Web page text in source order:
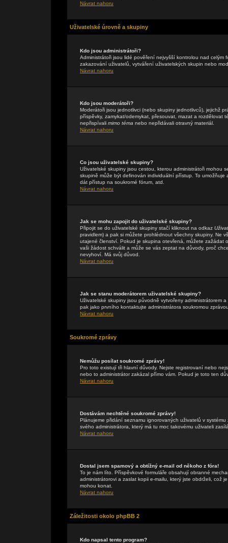
Návrat nahoru
Uživatelské úrovně a skupiny
Kdo jsou administrátoři?
Administrátoři jsou lidé pověření nejvyšší kontrolou nad
zakazování uživatelů, vytváření uživatelských skupin nebo
Návrat nahoru
Kdo jsou moderátoři?
Moderátoři jsou jednotlivci (nebo skupiny jednotlivců), jejichž
příspěvky, zamykat/odemykat, přesouvat, mazat a rozdělovat
nepřispívali mimo téma nebo nepřidávali otravný materiál.
Návrat nahoru
Co jsou uživatelské skupiny?
Uživatelské skupiny jsou cestou, kterou administrátoři mohou
skupině může být definován individuální přístup. To
dát přístup na soukromé fórum, atd.
Návrat nahoru
Jak se mohu zapojit do uživatelské skupiny?
Připojit se do uživatelské skupiny stačí kliknout na odkaz
pravidlem) a pak si můžete prohlédnout všechny skupiny. Ne
utajené členství. Pokud je skupina otevřená, můžete zažádat
vaši žádost schválit a může se vás zeptat na důvody, proč
nevyhoví. Má svůj důvod.
Návrat nahoru
Jak se stanu moderátorem uživatelské skupiny?
Uživatelské skupiny jsou původně vytvořeny administrátorem
pak jako prvního kontaktujte administrátora soukromou
Návrat nahoru
Soukromé zprávy
Nemůžu posílat soukromé zprávy!
Pro toto existují tři hlavní důvody. Nejste registrovaní nebo
nebo to administrátor zakázal přímo vám. Pokud je toto ten
Návrat nahoru
Dostávám nechtěné soukromé zprávy!
Plánujeme přidání seznamu ignorovaných uživatelů v
svého administrátora, který má tu moc takovému uživateli
Návrat nahoru
Dostal jsem spamový a obtížný e-mail od někoho z fóra!
To je nám líto. Příspěvkové formuláře obsahují obranné
administrátorovi a zaslat kopii e-mailu, který jste obdrželi, což
mohou konat.
Návrat nahoru
Záležitosti okolo phpBB 2
Kdo napsal tento program?